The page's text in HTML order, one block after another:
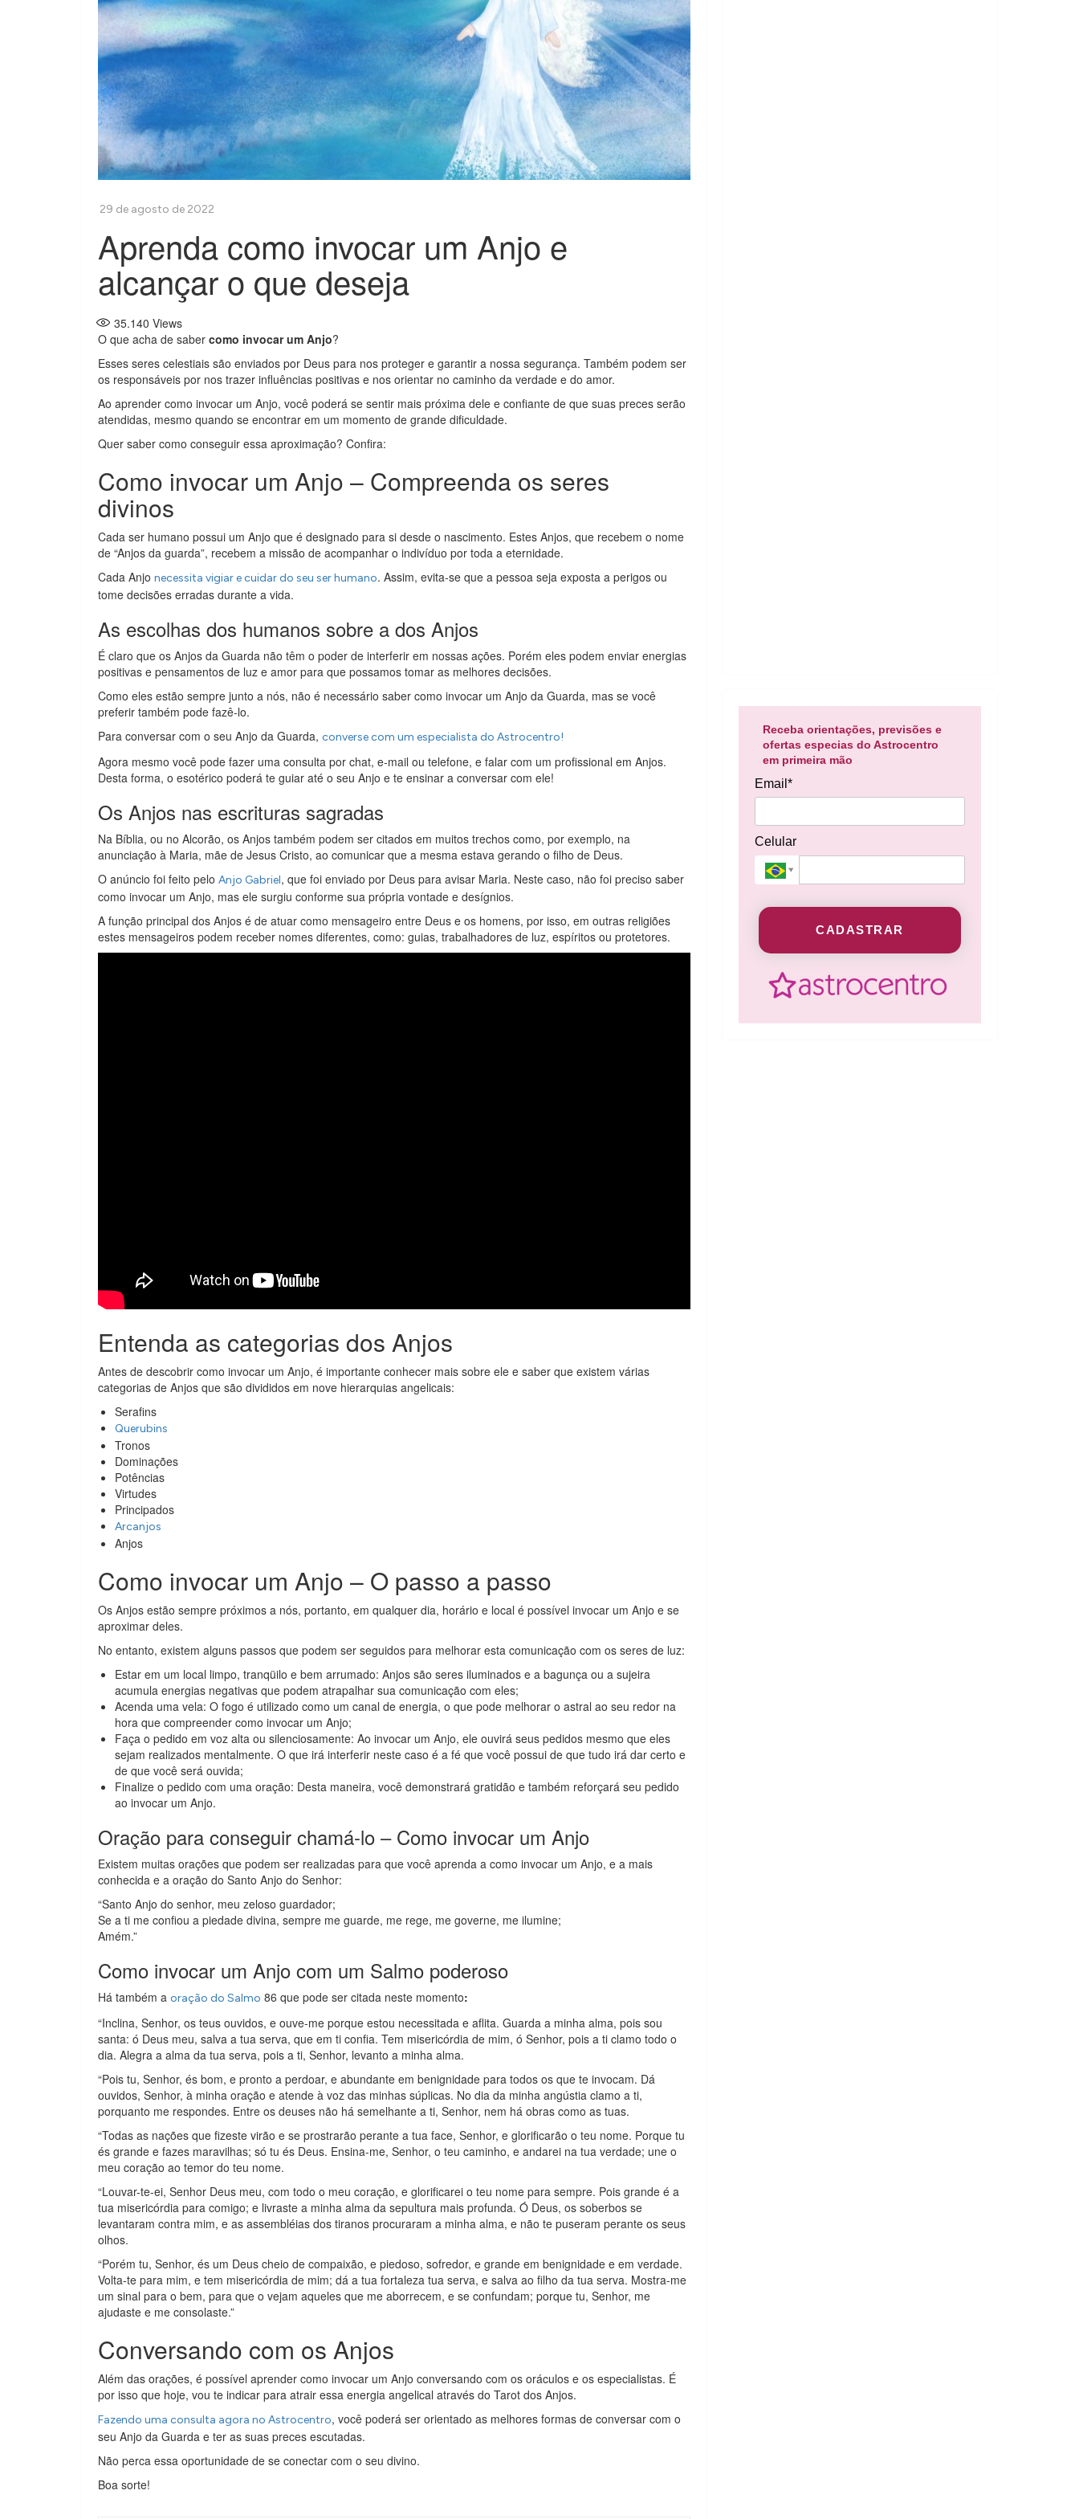
Aprenda como invocar um Anjo e
alcançar o que deseja
35.140 Views
O que acha de saber como invocar um Anjo?
Esses seres celestiais são enviados por Deus para nos proteger e garantir a nossa segurança. Também podem ser
os responsáveis por nos trazer influências positivas e nos orientar no caminho da verdade e do amor.
Ao aprender como invocar um Anjo, você poderá se sentir mais próxima dele e confiante de que suas preces serão
atendidas, mesmo quando se encontrar em um momento de grande dificuldade.
Quer saber como conseguir essa aproximação? Confira:
Como invocar um Anjo – Compreenda os seres
divinos
Cada ser humano possui um Anjo que é designado para si desde o nascimento. Estes Anjos, que recebem o nome
de “Anjos da guarda”, recebem a missão de acompanhar o indivíduo por toda a eternidade.
Cada Anjo necessita vigiar e cuidar do seu ser humano. Assim, evita-se que a pessoa seja exposta a perigos ou
tome decisões erradas durante a vida.
As escolhas dos humanos sobre a dos Anjos
É claro que os Anjos da Guarda não têm o poder de interferir em nossas ações. Porém eles podem enviar energias
positivas e pensamentos de luz e amor para que possamos tomar as melhores decisões.
Como eles estão sempre junto a nós, não é necessário saber como invocar um Anjo da Guarda, mas se você
preferir também pode fazê-lo.
Para conversar com o seu Anjo da Guarda, converse com um especialista do Astrocentro!
Agora mesmo você pode fazer uma consulta por chat, e-mail ou telefone, e falar com um profissional em Anjos.
Desta forma, o esotérico poderá te guiar até o seu Anjo e te ensinar a conversar com ele!
Os Anjos nas escrituras sagradas
Na Bíblia, ou no Alcorão, os Anjos também podem ser citados em muitos trechos como, por exemplo, na
anunciação à Maria, mãe de Jesus Cristo, ao comunicar que a mesma estava gerando o filho de Deus.
O anúncio foi feito pelo Anjo Gabriel, que foi enviado por Deus para avisar Maria. Neste caso, não foi preciso saber
como invocar um Anjo, mas ele surgiu conforme sua própria vontade e desígnios.
A função principal dos Anjos é de atuar como mensageiro entre Deus e os homens, por isso, em outras religiões
estes mensageiros podem receber nomes diferentes, como: guias, trabalhadores de luz, espíritos ou protetores.
Entenda as categorias dos Anjos
Antes de descobrir como invocar um Anjo, é importante conhecer mais sobre ele e saber que existem várias
categorias de Anjos que são divididos em nove hierarquias angelicais:
Serafins
Querubins
Tronos
Dominações
Potências
Virtudes
Principados
Arcanjos
Anjos
Como invocar um Anjo – O passo a passo
Os Anjos estão sempre próximos a nós, portanto, em qualquer dia, horário e local é possível invocar um Anjo e se
aproximar deles.
No entanto, existem alguns passos que podem ser seguidos para melhorar esta comunicação com os seres de luz:
Estar em um local limpo, tranqüilo e bem arrumado: Anjos são seres iluminados e a bagunça ou a sujeira
acumula energias negativas que podem atrapalhar sua comunicação com eles;
Acenda uma vela: O fogo é utilizado como um canal de energia, o que pode melhorar o astral ao seu redor na
hora que compreender como invocar um Anjo;
Faça o pedido em voz alta ou silenciosamente: Ao invocar um Anjo, ele ouvirá seus pedidos mesmo que eles
sejam realizados mentalmente. O que irá interferir neste caso é a fé que você possui de que tudo irá dar certo e
de que você será ouvida;
Finalize o pedido com uma oração: Desta maneira, você demonstrará gratidão e também reforçará seu pedido
ao invocar um Anjo.
Oração para conseguir chamá-lo – Como invocar um Anjo
Existem muitas orações que podem ser realizadas para que você aprenda a como invocar um Anjo, e a mais
conhecida e a oração do Santo Anjo do Senhor:
“Santo Anjo do senhor, meu zeloso guardador;
Se a ti me confiou a piedade divina, sempre me guarde, me rege, me governe, me ilumine;
Amém.”
Como invocar um Anjo com um Salmo poderoso
Há também a oração do Salmo 86 que pode ser citada neste momento:
“Inclina, Senhor, os teus ouvidos, e ouve-me porque estou necessitada e aflita. Guarda a minha alma, pois sou
santa: ó Deus meu, salva a tua serva, que em ti confia. Tem misericórdia de mim, ó Senhor, pois a ti clamo todo o
dia. Alegra a alma da tua serva, pois a ti, Senhor, levanto a minha alma.
“Pois tu, Senhor, és bom, e pronto a perdoar, e abundante em benignidade para todos os que te invocam. Dá
ouvidos, Senhor, à minha oração e atende à voz das minhas súplicas. No dia da minha angústia clamo a ti,
porquanto me respondes. Entre os deuses não há semelhante a ti, Senhor, nem há obras como as tuas.
“Todas as nações que fizeste virão e se prostrarão perante a tua face, Senhor, e glorificarão o teu nome. Porque tu
és grande e fazes maravilhas; só tu és Deus. Ensina-me, Senhor, o teu caminho, e andarei na tua verdade; une o
meu coração ao temor do teu nome.
“Louvar-te-ei, Senhor Deus meu, com todo o meu coração, e glorificarei o teu nome para sempre. Pois grande é a
tua misericórdia para comigo; e livraste a minha alma da sepultura mais profunda. Ó Deus, os soberbos se
levantaram contra mim, e as assembléias dos tiranos procuraram a minha alma, e não te puseram perante os seus
olhos.
“Porém tu, Senhor, és um Deus cheio de compaixão, e piedoso, sofredor, e grande em benignidade e em verdade.
Volta-te para mim, e tem misericórdia de mim; dá a tua fortaleza tua serva, e salva ao filho da tua serva. Mostra-me
um sinal para o bem, para que o vejam aqueles que me aborrecem, e se confundam; porque tu, Senhor, me
ajudaste e me consolaste.”
Conversando com os Anjos
Além das orações, é possível aprender como invocar um Anjo conversando com os oráculos e os especialistas. É
por isso que hoje, vou te indicar para atrair essa energia angelical através do Tarot dos Anjos.
Fazendo uma consulta agora no Astrocentro, você poderá ser orientado as melhores formas de conversar com o
seu Anjo da Guarda e ter as suas preces escutadas.
Não perca essa oportunidade de se conectar com o seu divino.
Boa sorte!
Receba orientações, previsões e
ofertas especias do Astrocentro
em primeira mão
Email*
Celular
CADASTRAR